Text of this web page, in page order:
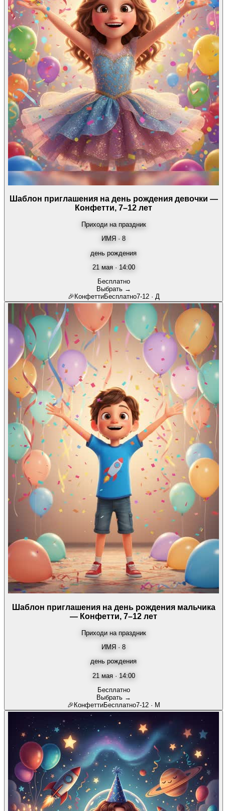
Шаблон приглашения на день рождения девочки —
Конфетти, 7–12 лет
Приходи на праздник
ИМЯ · 8
день рождения
21 мая · 14:00
Бесплатно
Выбрать →
🎉 КонфеттиБесплатно7-12· Д
Шаблон приглашения на день рождения мальчика
— Конфетти, 7–12 лет
Приходи на праздник
ИМЯ · 8
день рождения
21 мая · 14:00
Бесплатно
Выбрать →
🎉 КонфеттиБесплатно7-12· М